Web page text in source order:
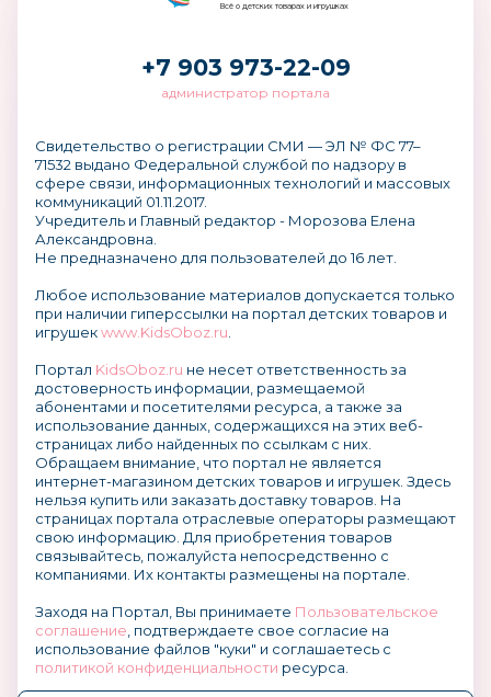
Всё о детских товарах и игрушках
+7 903 973-22-09
администратор портала
Свидетельство о регистрации СМИ — ЭЛ № ФС 77–
71532 выдано Федеральной службой по надзору в
сфере связи, информационных технологий и массовых
коммуникаций 01.11.2017.
Учредитель и Главный редактор - Морозова Елена
Александровна.
Не предназначено для пользователей до 16 лет.
Любое использование материалов допускается только
при наличии гиперссылки на портал детских товаров и
игрушекwww.KidsOboz.ru
Портал KidsOboz.ru не несет ответственность за
достоверность информации, размещаемой
абонентами и посетителями ресурса, а также за
использование данных, содержащихся на этих веб-
страницах либо найденных по ссылкам с них.
Обращаем внимание, что портал не является
интернет-магазином детских товаров и игрушек. Здесь
нельзя купить или заказать доставку товаров. На
страницах портала отраслевые операторы размещают
свою информацию. Для приобретения товаров
связывайтесь, пожалуйста непосредственно с
компаниями. Их контакты размещены на портале.
Заходя на Портал, Вы принимаете Пользовательское
соглашение , подтверждаете свое согласие на
использование файлов "куки" и соглашаетесь с
политикой конфиденциальности ресурса.